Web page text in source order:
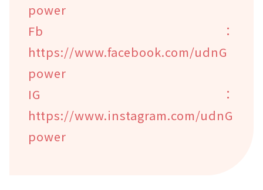
power
Fb：
https://www.facebook.com/udnG
power
IG：
https://www.instagram.com/udnG
power